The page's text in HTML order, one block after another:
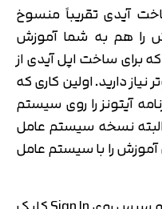
آیدی تقریباً منسوخ
را هم به شما آموزش
برای ساخت اپل آیدی از
دارید. اولین کاری که
آیتونز را روی سیستم
نسخه سیستم عامل
را با سیستم عامل